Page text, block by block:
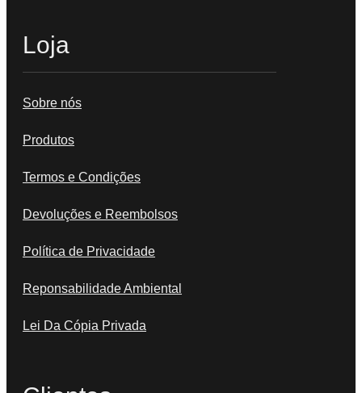
Loja
Sobre nós
Produtos
Termos e Condições
Devoluções e Reembolsos
Política de Privacidade
Reponsabilidade Ambiental
Lei Da Cópia Privada